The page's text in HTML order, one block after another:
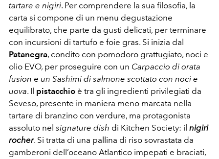
tartare e nigiri. Per comprendere la sua filosofia, la
carta si compone di un menu degustazione
equilibrato, che parte da gusti delicati, per terminare
con incursioni di tartufo e foie gras. Si inizia dal
Patanegra, condito con pomodoro grattugiato, noci e
olio EVO, per proseguire con un Carpaccio di orata
fusion e un Sashimi di salmone scottato con noci e
uova. Il pistacchio è tra gli ingredienti privilegiati da
Seveso, presente in maniera meno marcata nella
tartare di branzino con verdure, ma protagonista
assoluto nel signature dish di Kitchen Society: il nigiri
rocher. Si tratta di una pallina di riso sovrastata da
gamberoni dell’oceano Atlantico impepati e braciati,